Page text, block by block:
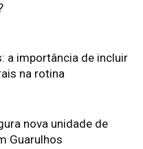
a importância de incluir
na rotina
nova unidade de
Guarulhos